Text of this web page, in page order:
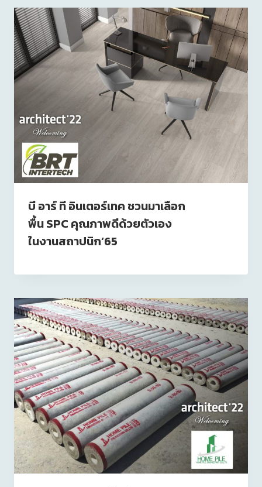
บี อาร์ ที อินเตอร์เทค ชวนมาเลือก
พื้น SPC คุณภาพดีด้วยตัวเอง
ในงานสถาปนิก’65